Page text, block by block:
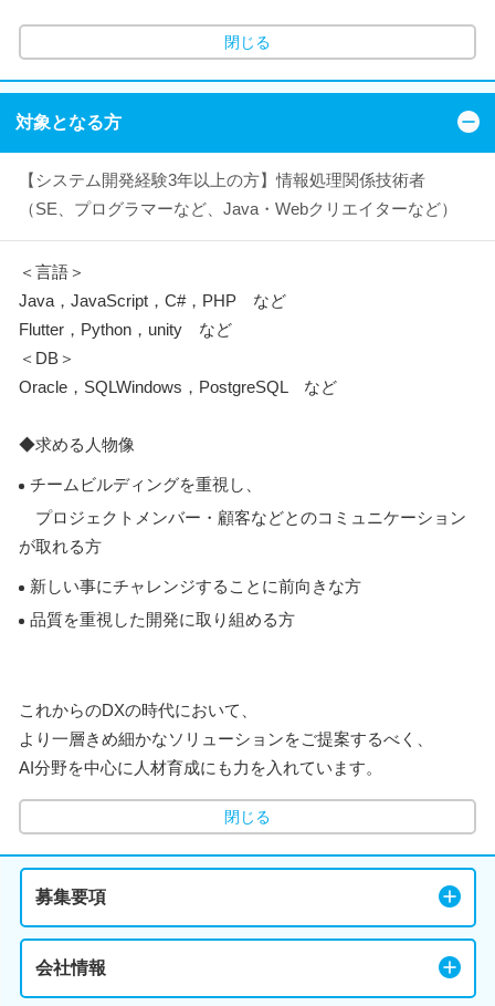
閉じる
対象となる方
【システム開発経験3年以上の方】情報処理関係技術者
（SE、プログラマーなど、Java・Webクリエイターなど）
＜言語＞
Java，JavaScript，C#，PHP など
Flutter，Python，unity など
＜DB＞
Oracle，SQLWindows，PostgreSQL など
◆求める人物像
チームビルディングを重視し、
プロジェクトメンバー・顧客などとのコミュニケーション
が取れる方
新しい事にチャレンジすることに前向きな方
品質を重視した開発に取り組める方
これからのDXの時代において、
より一層きめ細かなソリューションをご提案するべく、
AI分野を中心に人材育成にも力を入れています。
閉じる
募集要項
会社情報